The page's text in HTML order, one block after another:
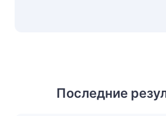
Последние